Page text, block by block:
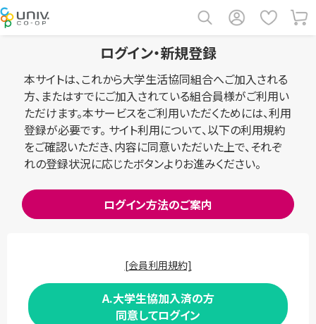
ログイン・新規登録
本サイトは、これから大学生活協同組合へご加入される
方、またはすでにご加入されている組合員様がご利用い
ただけます。本サービスをご利用いただくためには、利用
登録が必要です。 サイト利用について、以下の利用規約
をご確認いただき、内容に同意いただいた上で、それぞ
れの登録状況に応じたボタンよりお進みください。
ログイン方法のご案内
[会員利用規約]
A.大学生協加入済の方
同意してログイン